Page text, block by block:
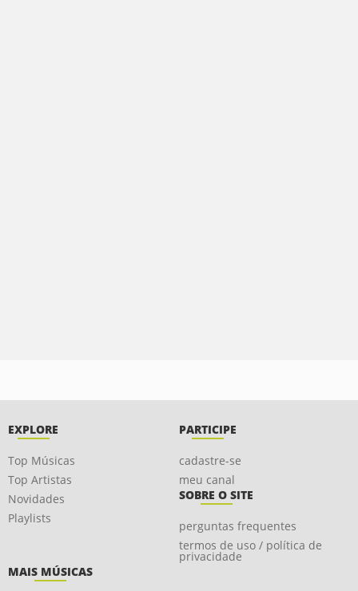
EXPLORE
Top Músicas
Top Artistas
Novidades
Playlists
PARTICIPE
cadastre-se
meu canal
SOBRE O SITE
perguntas frequentes
termos de uso / política de
privacidade
MAIS MÚSICAS